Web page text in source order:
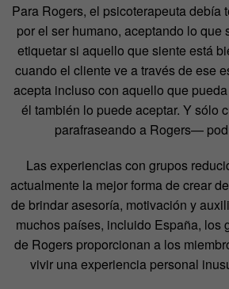
Para Rogers, el psicoterapeuta debía
por el ser humano, aceptando lo que
etiquetar si aquello que siente está
cuando el cliente ve a través de ese
acepta incluso con aquello que
él también lo puede aceptar. Y sólo
parafraseando a Rogers—
Las experiencias con grupos
actualmente la mejor forma de crear
de brindar asesoría, motivación y
muchos países, incluido España, los
de Rogers proporcionan a los
vivir una experiencia personal